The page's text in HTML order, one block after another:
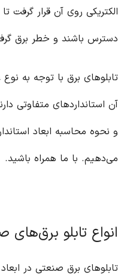
الکتریکی روی آن قرار گرفت
دسترس باشند و خطر برق
تابلوهای برق با توجه به نوع
آن استاندارد‌های متفاوتی
و نحوه محاسبه ابعاد
می‌دهیم. با ما همراه باشید.
انواع تابلو برق‌های
تابلوهای برق صنعتی در